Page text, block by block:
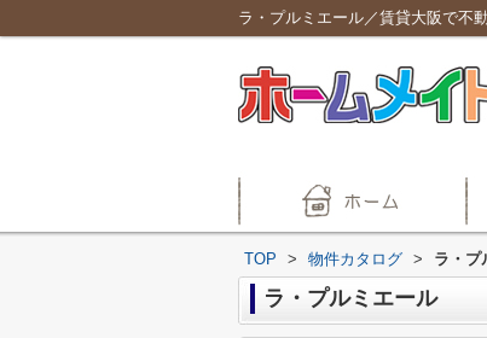
ラ・プルミエール／賃貸大阪で不
TOP > 物件カタログ > ラ・プ
ラ・プルミエール